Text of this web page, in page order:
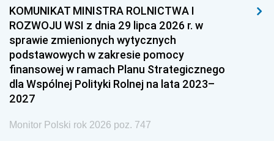
KOMUNIKAT MINISTRA ROLNICTWA I
ROZWOJU WSI z dnia 29 lipca 2026 r. w
sprawie zmienionych wytycznych
podstawowych w zakresie pomocy
finansowej w ramach Planu Strategicznego
dla Wspólnej Polityki Rolnej na lata 2023–
2027
Monitor Polski rok 2026 poz. 747